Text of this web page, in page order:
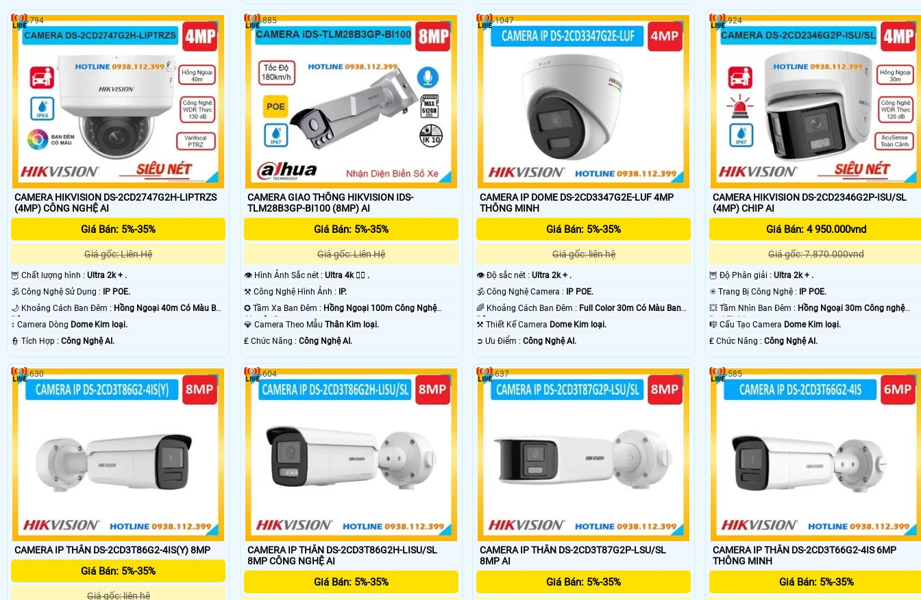
CAMERA HIKVISION DS-2CD2747G2H-LIPTRZS
(4MP) CÔNG NGHỆ AI
Giá Bán: 5%-35%
Giá gốc: Liên Hệ
🦉 Chất lượng hình : Ultra 2k + .
🕉️ Công Nghệ Sử Dụng : IP POE.
🌙 Khoảng Cách Ban Đêm : Hồng Ngoại 40m Có Màu Ban
Ðêm.↕️ Camera Dòng Dome Kim loại.
️👮 Tích Hợp : Công Nghệ AI.
794
CAMERA GIAO THÔNG HIKVISION IDS-
TLM28B3GP-BI100 (8MP) AI
Giá Bán: 5%-35%
Giá gốc: Liên Hệ
👁 Hình Ảnh Sắc nét : Ultra 4k 👍🏾 .
⚒ Công Nghệ Hình Ảnh : IP.
✪ Tầm Xa Ban Đêm : Hồng Ngoại 100m Công Nghệ
Chuyên Dụng.
💎 Camera Theo Mẫu Thân Kim loại.
️₤ Chức Năng : Công Nghệ AI.
885
CAMERA IP DOME DS-2CD3347G2E-LUF 4MP
THÔNG MINH
Giá Bán: 5%-35%
Giá gốc: liên hệ
👁 Độ sắc nét :Ultra 2k + .
🕉️ Công Nghệ Camera : IP POE.
🌈 Khoảng Cách Ban Đêm : Full Color 30m Có Màu Ban
Ðêm.⚒ Thiết Kế Camera Dome Kim loại.
️➲ Ưu Điểm :Công Nghệ AI.
1047
CAMERA HIKVISION DS-2CD2346G2P-ISU/SL
(4MP) CHIP AI
Giá Bán: 4 950.000vnd
Giá gốc: 7.870.000vnd
🦉 Độ Phân giải : Ultra 2k + .
✳️ Trang Bị Công Nghệ : IP POE.
💥 Tầm Nhìn Ban Đêm : Hồng Ngoại 30m Công nghệ
DarkFighter.
🎼️ Cấu Tạo Camera Dome Kim loại.
️₤ Chức Năng : Công Nghệ AI.
924
CAMERA IP THÂN DS-2CD3T86G2-4IS(Y) 8MP
Giá Bán: 5%-35%
Giá gốc: liên hệ
630
CAMERA IP THÂN DS-2CD3T86G2H-LISU/SL
8MP CÔNG NGHỆ AI
Giá Bán: 5%-35%
604
CAMERA IP THÂN DS-2CD3T87G2P-LSU/SL
8MP AI
Giá Bán: 5%-35%
637
CAMERA IP THÂN DS-2CD3T66G2-4IS 6MP
THÔNG MINH
Giá Bán: 5%-35%
585